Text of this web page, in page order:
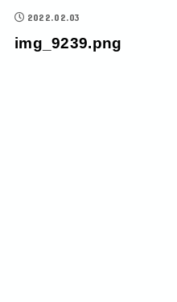
2022.02.03
img_9239.png